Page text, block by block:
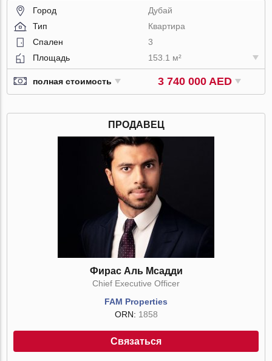
Город
Дубай
Тип
Квартира
Спален
3
Площадь
153.1 м²
полная стоимость 3 740 000 AED
ПРОДАВЕЦ
Фирас Аль Мсадди
Chief Executive Officer
FAM Properties
ORN: 1858
Связаться